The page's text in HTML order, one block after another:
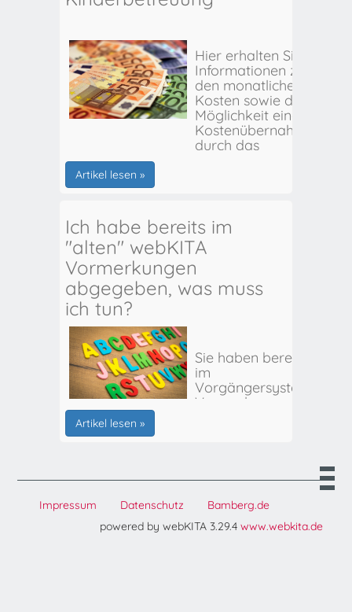
Hier erhalten Sie
Informationen zu
den monatlichen
Kosten sowie der
Möglichkeit einer
Kostenübernahme
durch das
Artikel lesen »
Ich habe bereits im
"alten" webKITA
Vormerkungen
abgegeben, was muss
ich tun?
Sie haben bereits
im
Vorgängersystem
Vormerkungen
Artikel lesen »
Impressum Datenschutz
Bamberg.de
powered by webKITA 3.29.4 www.webkita.de